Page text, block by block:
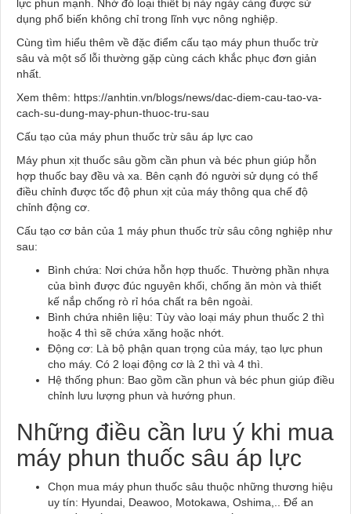
lực phun mạnh. Nhờ đó loại thiết bị này ngày càng được sử
dụng phổ biến không chỉ trong lĩnh vực nông nghiệp.
Cùng tìm hiểu thêm về đặc điểm cấu tạo máy phun thuốc trừ
sâu và một số lỗi thường gặp cùng cách khắc phục đơn giản
nhất.
Xem thêm: https://anhtin.vn/blogs/news/dac-diem-cau-tao-va-
cach-su-dung-may-phun-thuoc-tru-sau
Cấu tạo của máy phun thuốc trừ sâu áp lực cao
Máy phun xịt thuốc sâu gồm cần phun và béc phun giúp hỗn
hợp thuốc bay đều và xa. Bên cạnh đó người sử dụng có thể
điều chỉnh được tốc độ phun xịt của máy thông qua chế độ
chỉnh động cơ.
Cấu tạo cơ bản của 1 máy phun thuốc trừ sâu công nghiệp như
sau:
Bình chứa: Nơi chứa hỗn hợp thuốc. Thường phần nhựa
của bình được đúc nguyên khối, chống ăn mòn và thiết
kế nắp chống rò rỉ hóa chất ra bên ngoài.
Bình chứa nhiên liệu: Tùy vào loại máy phun thuốc 2 thì
hoặc 4 thì sẽ chứa xăng hoặc nhớt.
Động cơ: Là bộ phận quan trọng của máy, tạo lực phun
cho máy. Có 2 loại động cơ là 2 thì và 4 thì.
Hệ thống phun: Bao gồm cần phun và béc phun giúp điều
chỉnh lưu lượng phun và hướng phun.
Những điều cần lưu ý khi mua
máy phun thuốc sâu áp lực
Chọn mua máy phun thuốc sâu thuộc những thương hiệu
uy tín: Hyundai, Deawoo, Motokawa, Oshima,.. Để an